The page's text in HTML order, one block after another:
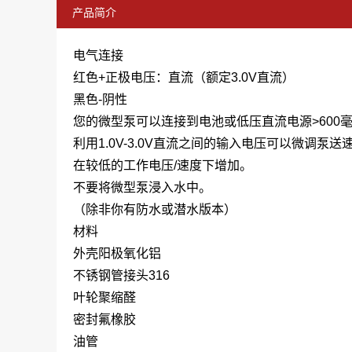
产品简介
电气连接
红色+正极电压：直流（额定3.0V直流）
黑色-阴性
您的微型泵可以连接到电池或低压直流电源>600毫
利用1.0V-3.0V直流之间的输入电压可以微调泵送
在较低的工作电压/速度下增加。
不要将微型泵浸入水中。
（除非你有防水或潜水版本）
材料
外壳阳极氧化铝
不锈钢管接头316
叶轮聚缩醛
密封氟橡胶
油管